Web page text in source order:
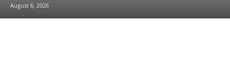
August 6, 2026